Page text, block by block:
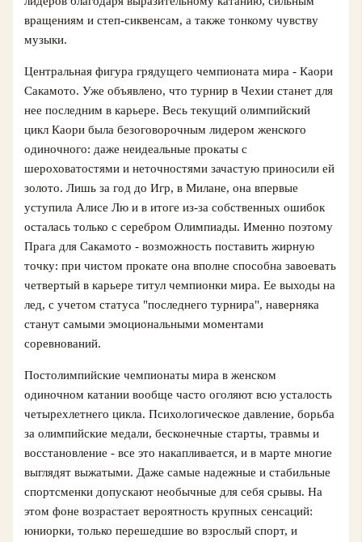
вращениям и степ-сиквенсам, а также тонкому чувству
музыки.
Центральная фигура грядущего чемпионата мира - Каори
Сакамото. Уже объявлено, что турнир в Чехии станет для
нее последним в карьере. Весь текущий олимпийский
цикл Каори была безоговорочным лидером женского
одиночного: даже неидеальные прокаты с
шероховатостями и неточностями зачастую приносили ей
золото. Лишь за год до Игр, в Милане, она впервые
уступила Алисе Лю и в итоге из‑за собственных ошибок
осталась только с серебром Олимпиады. Именно поэтому
Прага для Сакамото - возможность поставить жирную
точку: при чистом прокате она вполне способна завоевать
четвертый в карьере титул чемпионки мира. Ее выходы на
лед, с учетом статуса "последнего турнира", наверняка
станут самыми эмоциональными моментами
соревнований.
Постолимпийские чемпионаты мира в женском
одиночном катании вообще часто оголяют всю усталость
четырехлетнего цикла. Психологическое давление, борьба
за олимпийские медали, бесконечные старты, травмы и
восстановление - все это накапливается, и в марте многие
выглядят выжатыми. Даже самые надежные и стабильные
спортсменки допускают необычные для себя срывы. На
этом фоне возрастает вероятность крупных сенсаций:
юниорки, только перешедшие во взрослый спорт, и